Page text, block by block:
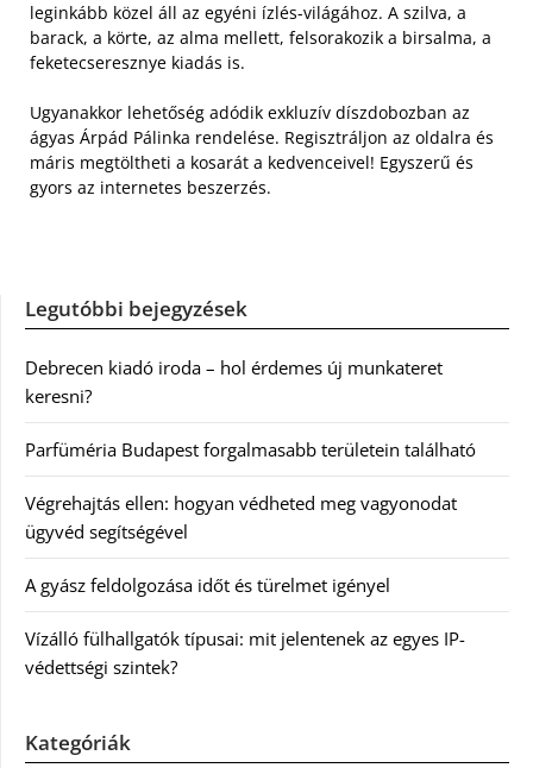
leginkább közel áll az egyéni ízlés-világához. A szilva, a
barack, a körte, az alma mellett, felsorakozik a birsalma, a
feketecseresznye kiadás is.
Ugyanakkor lehetőség adódik exkluzív díszdobozban az
ágyas Árpád Pálinka rendelése. Regisztráljon az oldalra és
máris megtöltheti a kosarát a kedvenceivel! Egyszerű és
gyors az internetes beszerzés.
Legutóbbi bejegyzések
Debrecen kiadó iroda – hol érdemes új munkateret
keresni?
Parfüméria Budapest forgalmasabb területein található
Végrehajtás ellen: hogyan védheted meg vagyonodat
ügyvéd segítségével
A gyász feldolgozása időt és türelmet igényel
Vízálló fülhallgatók típusai: mit jelentenek az egyes IP-
védettségi szintek?
Kategóriák